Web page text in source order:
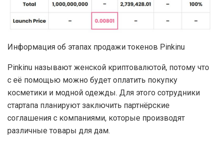
Информация об этапах продажи токенов Pinkinu
Pinkinu называют женской криптовалютой, потому что
с её помощью можно будет оплатить покупку
косметики и модной одежды. Для этого сотрудники
стартапа планируют заключить партнёрские
соглашения с компаниями, которые производят
различные товары для дам.